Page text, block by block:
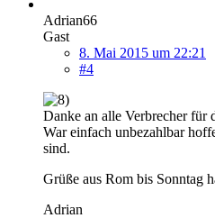
Adrian66
Gast
8. Mai 2015 um 22:21
#4
Danke an alle Verbrecher für
War einfach unbezahlbar
sind.
Grüße aus Rom bis Sonntag
Adrian